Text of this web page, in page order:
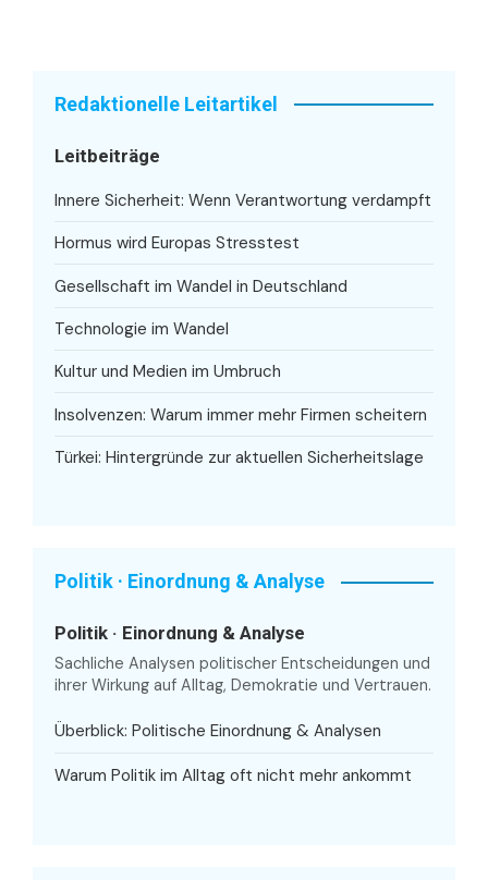
Redaktionelle Leitartikel
Leitbeiträge
Innere Sicherheit: Wenn Verantwortung verdampft
Hormus wird Europas Stresstest
Gesellschaft im Wandel in Deutschland
Technologie im Wandel
Kultur und Medien im Umbruch
Insolvenzen: Warum immer mehr Firmen scheitern
Türkei: Hintergründe zur aktuellen Sicherheitslage
Politik · Einordnung & Analyse
Politik · Einordnung & Analyse
Sachliche Analysen politischer Entscheidungen und
ihrer Wirkung auf Alltag, Demokratie und Vertrauen.
Überblick: Politische Einordnung & Analysen
Warum Politik im Alltag oft nicht mehr ankommt